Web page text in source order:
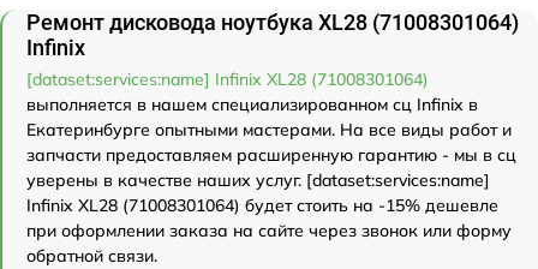
Ремонт дисковода ноутбука XL28 (71008301064)
Infinix
[dataset:services:name] Infinix XL28 (71008301064)
выполняется в нашем специализированном сц Infinix в
Екатеринбурге опытными мастерами. На все виды работ и
запчасти предоставляем расширенную гарантию - мы в сц
уверены в качестве наших услуг. [dataset:services:name]
Infinix XL28 (71008301064) будет стоить на -15% дешевле
при оформлении заказа на сайте через звонок или форму
обратной связи.